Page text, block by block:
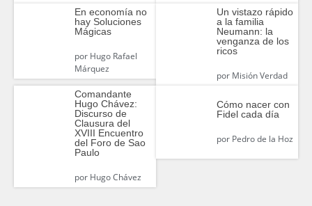
En economía no
hay Soluciones
Mágicas
porHugo Rafael
Márquez
Un vistazo rápido
a la familia
Neumann: la
venganza de los
ricos
porMisión Verdad
Comandante
Hugo Chávez:
Discurso de
Clausura del
XVIII Encuentro
del Foro de Sao
Paulo
porHugo Chávez
Cómo nacer con
Fidel cada día
porPedro de la Hoz